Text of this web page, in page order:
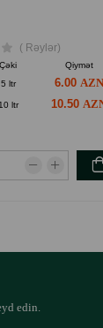
( Rəylər)
Çəki Qiymət
5 ltr
6.00
10 ltr 10.50
edin.